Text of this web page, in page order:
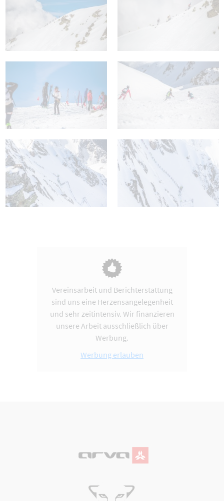
Vereinsarbeit und Berichterstattung
sind uns eine Herzensangelegenheit
und sehr zeitintensiv. Wir finanzieren
unsere Arbeit ausschließlich über
Werbung.
Werbung erlauben